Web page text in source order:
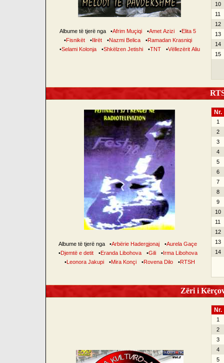
Albume të tjerë nga •Afrim Muçiqi •Amet Azizi •Elita 5
•Fisnikët •Ilirët •Nazmi Belica •Ramadan Krasniqi
•Selami Kolonja •Shkëlzen Jetishi •TNT •Vëllezërit Aliu
10
11
12
13
14
15
Albume të tjerë nga •Arbërie Hadergjonaj •Aurela Gaçe
•Djemtë e detit •Eranda Libohova •Gili •Irma Libohova
•Leonora Jakupi •Mira Konçi •Rovena Dilo •RTSH
Nr.
1
2
3
4
5
6
7
8
9
10
11
12
13
14
Zëri i
Nr.
1
2
3
4
5